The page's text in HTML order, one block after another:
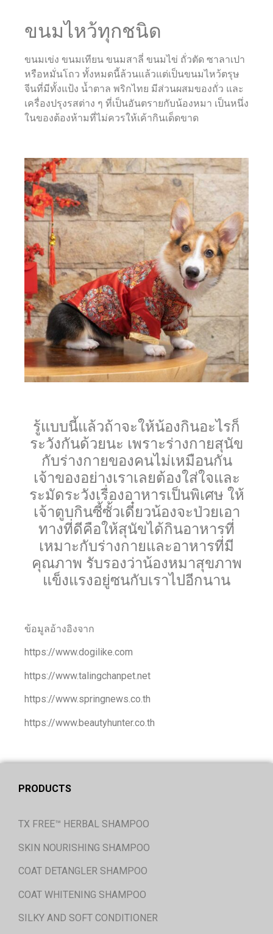
ขนมไหว้ทุกชนิด
ขนมเข่ง ขนมเทียน ขนมสาลี่ ขนมไข่ ถั่วตัด ซาลาเปา
หรือหมั่นโถว ทั้งหมดนี้ล้วนแล้วแต่เป็นขนมไหว้ตรุษ
จีนที่มีทั้งแป้ง น้ำตาล พริกไทย มีส่วนผสมของถั่ว และ
เครื่องปรุงรสต่าง ๆ ที่เป็นอันตรายกับน้องหมา เป็นหนึ่ง
ในของต้องห้ามที่ไม่ควรให้เค้ากินเด็ดขาด
รู้แบบนี้แล้วถ้าจะให้น้องกินอะไรก็
ระวังกันด้วยนะ เพราะร่างกายสุนัข
กับร่างกายของคนไม่เหมือนกัน
เจ้าของอย่างเราเลยต้องใส่ใจและ
ระมัดระวังเรื่องอาหารเป็นพิเศษ ให้
เจ้าตูบกินซี้ซั้วเดี๋ยวน้องจะป่วยเอา
ทางที่ดีคือให้สุนัขได้กินอาหารที่
เหมาะกับร่างกายและอาหารที่มี
คุณภาพ รับรองว่าน้องหมาสุขภาพ
แข็งแรงอยู่ซนกับเราไปอีกนาน
ข้อมูลอ้างอิงจาก
https://www.dogilike.com
https://www.talingchanpet.net
https://www.springnews.co.th
https://www.beautyhunter.co.th
PRODUCTS
TX FREE™ HERBAL SHAMPOO
SKIN NOURISHING SHAMPOO
COAT DETANGLER SHAMPOO
COAT WHITENING SHAMPOO
SILKY AND SOFT CONDITIONER